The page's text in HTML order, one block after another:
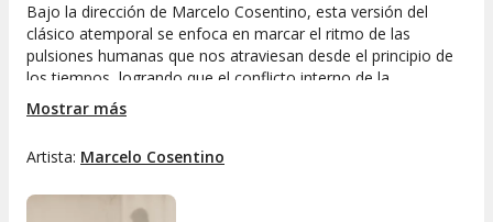
Bajo la dirección de Marcelo Cosentino, esta versión del
clásico atemporal se enfoca en marcar el ritmo de las
pulsiones humanas que nos atraviesan desde el principio de
los tiempos, logrando que el conflicto interno de la
protagonista resuene hoy con más fuerza que nunca. A
través de diálogos profundos y personajes de una gran
histórico para transformarse en una potente y vigente
independencia individual.
Mostrar más
Artista: Marcelo Cosentino